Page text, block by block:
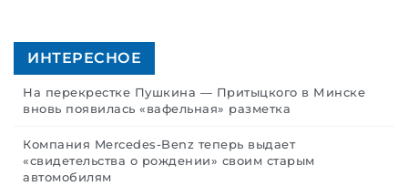
ИНТЕРЕСНОЕ
На перекрестке Пушкина — Притыцкого в Минске
вновь появилась «вафельная» разметка
Компания Mercedes-Benz теперь выдает
«свидетельства о рождении» своим старым
автомобилям